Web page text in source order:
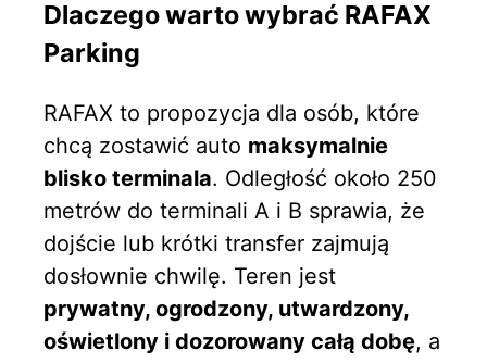
Dlaczego warto wybrać RAFAX
Parking
RAFAX to propozycja dla osób, które
chcą zostawić auto maksymalnie
blisko terminala. Odległość około 250
metrów do terminali A i B sprawia, że
dojście lub krótki transfer zajmują
dosłownie chwilę. Teren jest
prywatny, ogrodzony, utwardzony,
oświetlony i dozorowany całą dobę, a